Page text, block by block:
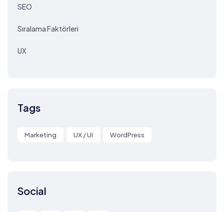
SEO
Sıralama Faktörleri
UX
Tags
Marketing UX / UI WordPress
Social